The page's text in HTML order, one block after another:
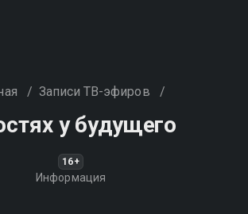
/ Записи ТВ-эфиров /
у будущего
16+
Информация